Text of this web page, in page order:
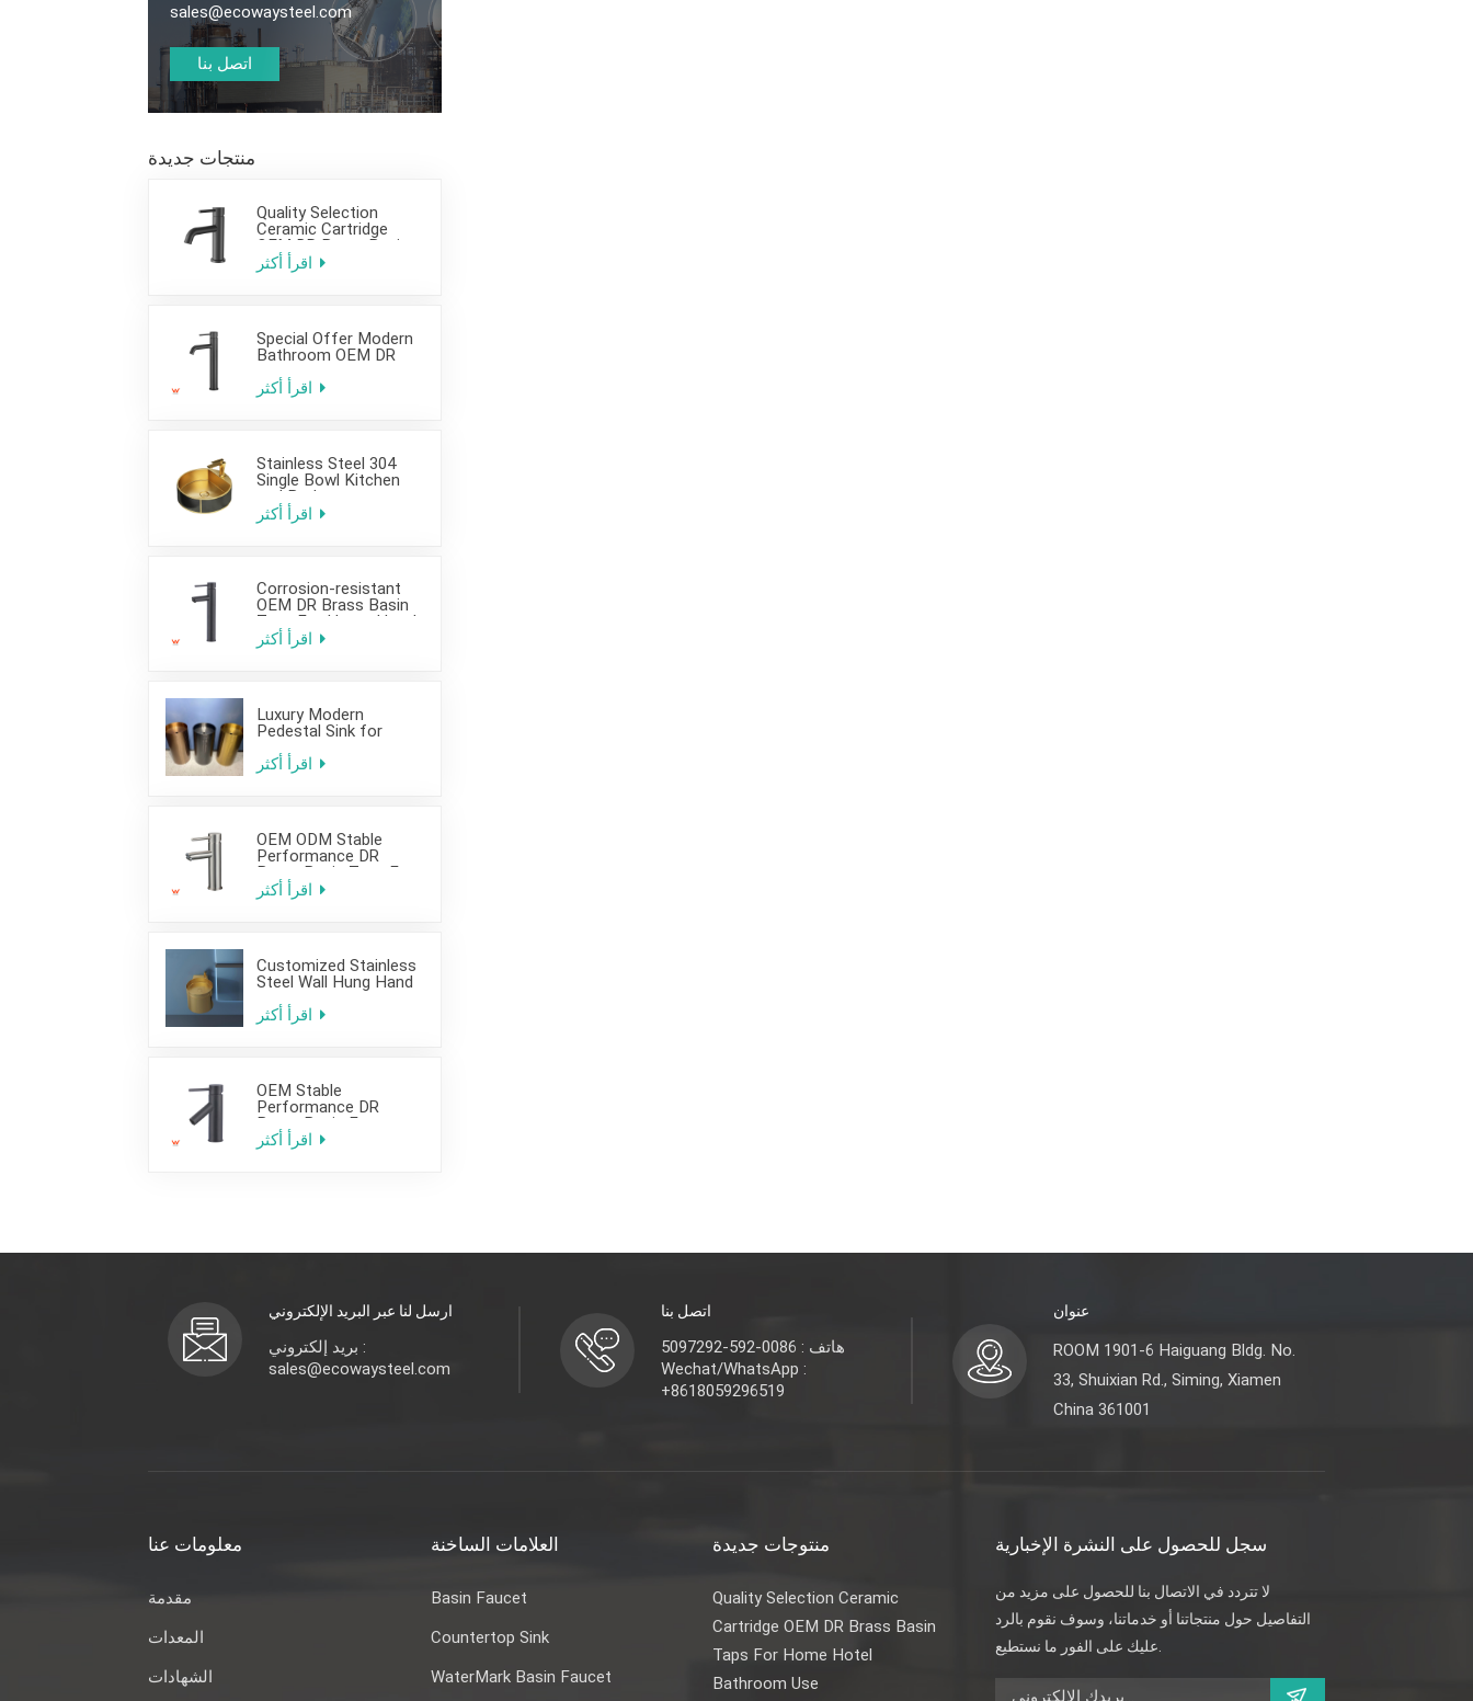
sales@ecowaysteel.com
اتصل بنا
منتجات جديدة
Quality Selection
Ceramic Cartridge
OEM DR Brass Basin
Taps For Home Hotel
Bathroom Use
Special Offer Modern
Bathroom OEM DR
Home Hotel Project
Use
Stainless Steel 304
Single Bowl Kitchen
and Bathroom
Countertop Sink
Corrosion-resistant
OEM DR Brass Basin
Taps For Home Hotel
Project Use
Luxury Modern
Pedestal Sink for
OEM ODM Stable
Performance DR
Brass Basin Taps For
Home Hotel Project
Customized Stainless
Steel Wall Hung Hand
Bathroom
OEM Stable
Performance DR
Brass Basin Faucet
For Home Hotel Grade
ارسل لنا عبر البريد الإلكتروني
بريد إلكتروني :
sales@ecowaysteel.com
اتصل بنا
هاتف : 0086-592-5097292
Wechat/WhatsApp :
+8618059296519
عنوان
ROOM 1901-6 Haiguang Bldg. No.
33, Shuixian Rd., Siming, Xiamen
China 361001
معلومات عنا
مقدمة
المعدات
الشهادات
العلامات الساخنة
Basin Faucet
Countertop Sink
WaterMark Basin Faucet
منتوجات جديدة
Quality Selection Ceramic
Cartridge OEM DR Brass Basin
Taps For Home Hotel
Bathroom Use
سجل للحصول على النشرة الإخبارية
لا تتردد في الاتصال بنا للحصول على مزيد من
التفاصيل حول منتجاتنا أو خدماتنا، وسوف نقوم بالرد